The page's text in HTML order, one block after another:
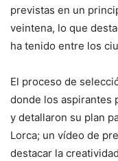
previstas en un
veintena, lo que
ha tenido entre los
El proceso de
donde los aspirantes
y detallaron su plan
Lorca; un vídeo de
destacar la